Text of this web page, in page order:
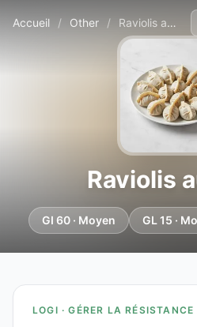
Accueil / Other / Raviolis au porc
Raviolis
GI 60 · Moyen GL 15 ·
LOGI · GÉRER LA